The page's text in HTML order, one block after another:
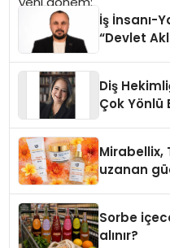
İş İnsanı-
“Devlet
Diş
Çok Yönlü
Mirabellix,
uzanan
Sorbe
alınır?